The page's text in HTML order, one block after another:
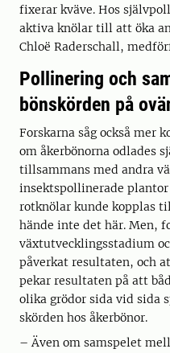
fixerar kväve. Hos
aktiva knölar till att öka
Chloë Raderschall,
Pollinering och
bönskörden på
Forskarna såg också mer
om åkerbönorna odlades
tillsammans med andra
insektspollinerade
rotknölar kunde kopplas
hände inte det här. Men,
växtutvecklingsstadium
påverkat resultaten, och
pekar resultaten på att
olika grödor sida vid sida
skörden hos åkerbönor.
– Även om samspelet